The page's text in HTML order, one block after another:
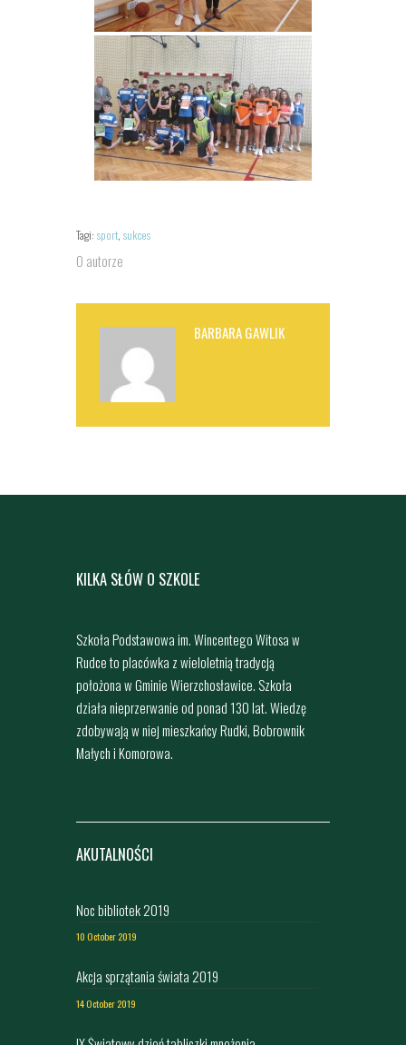
Tagi: sport, sukces
O autorze
BARBARA GAWLIK
KILKA SŁÓW O SZKOLE
Szkoła Podstawowa im. Wincentego Witosa w
Rudce to placówka z wieloletnią tradycją
położona w Gminie Wierzchosławice. Szkoła
działa nieprzerwanie od ponad 130 lat. Wiedzę
zdobywają w niej mieszkańcy Rudki, Bobrownik
Małych i Komorowa.
AKUTALNOŚCI
Noc bibliotek 2019
10 October 2019
Akcja sprzątania świata 2019
14 October 2019